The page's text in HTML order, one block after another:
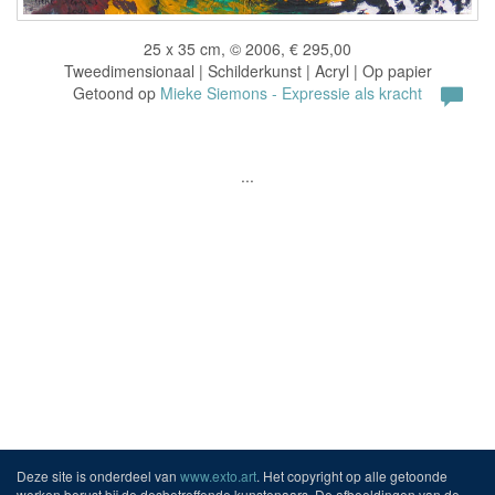
25 x 35 cm, © 2006, € 295,00
Tweedimensionaal | Schilderkunst | Acryl | Op papier
Getoond op Mieke Siemons - Expressie als kracht
...
Deze site is onderdeel van www.exto.art. Het copyright op alle getoonde